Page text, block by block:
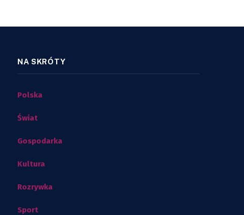
NA SKRÓTY
Polska
Świat
Gospodarka
Kultura
Rozrywka
Sport